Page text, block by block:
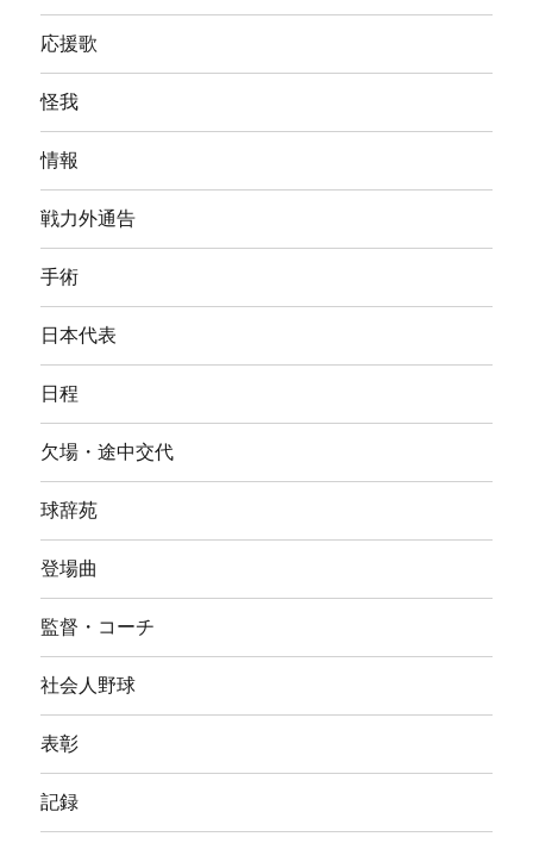
応援歌
怪我
情報
戦力外通告
手術
日本代表
日程
欠場・途中交代
球辞苑
登場曲
監督・コーチ
社会人野球
表彰
記録